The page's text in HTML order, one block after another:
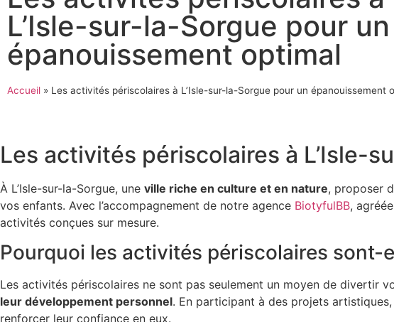
L’Isle-sur-la-Sorgue pour un
épanouissement optimal
Accueil » Les activités périscolaires à L’Isle-sur-la-Sorgue pour un épanouissement
Les activités périscolaires à L’Isle-
À L’Isle-sur-la-Sorgue, une ville riche en culture et en nature, proposer
vos enfants. Avec l’accompagnement de notre agence BiotyfulBB,
activités conçues sur mesure.
Pourquoi les activités périscolaires sont-
Les activités périscolaires ne sont pas seulement un moyen de divertir
leur développement personnel. En participant à des projets
renforcer leur confiance en eux.